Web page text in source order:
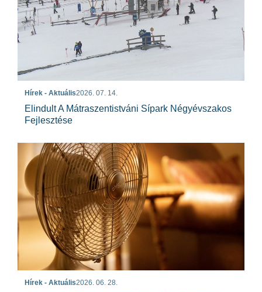
Hírek - Aktuális2026. 07. 14.
Elindult A Mátraszentistváni Sípark Négyévszakos
Fejlesztése
Hírek - Aktuális2026. 06. 28.